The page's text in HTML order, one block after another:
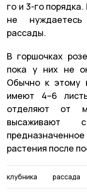
го и 3-го
не
рассады.
В горшочках
пока у них не
Обычно к этому
имеют 4–6
отделяют от
растения после
клубника рассада